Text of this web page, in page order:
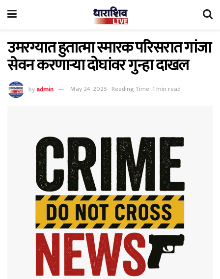
उमरग्यात हुतात्मा स्मारक परिसरात गांजा
सेवन करणाऱ्या दोघांवर गुन्हा दाखल
byadmin May 24, 2025 Reading Time: 1 min read